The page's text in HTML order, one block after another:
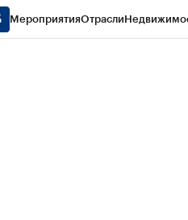
МероприятияОтрасли